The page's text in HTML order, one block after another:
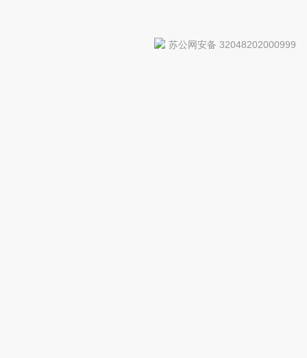
苏公网安备 32048202000999